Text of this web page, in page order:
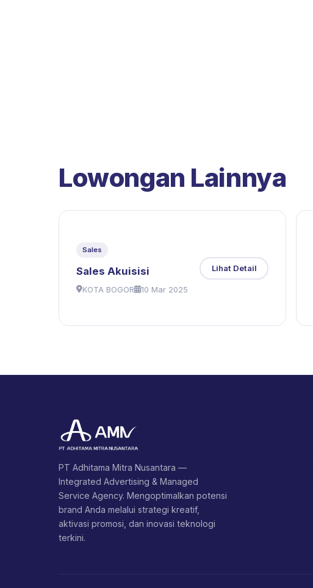
Lowongan Lainnya
Sales
Sales Akuisisi
KOTA BOGOR 10 Mar 2025
Lihat Detail
PT Adhitama Mitra Nusantara —
Integrated Advertising & Managed
Service Agency. Mengoptimalkan potensi
brand Anda melalui strategi kreatif,
aktivasi promosi, dan inovasi teknologi
terkini.